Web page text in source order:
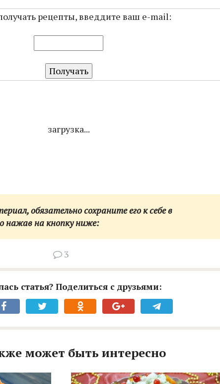
рецепты, введдите ваш e-mail:
загрузка...
обязательно сохраните его к себе в
нажав на кнопку ниже:
3
статья? Поделиться с друзьями:
может быть интересно